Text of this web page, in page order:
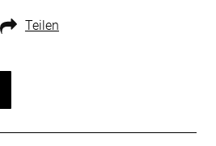
Teilen